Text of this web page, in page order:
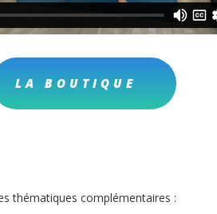
LA BOUTIQUE
thématiques complémentaires :